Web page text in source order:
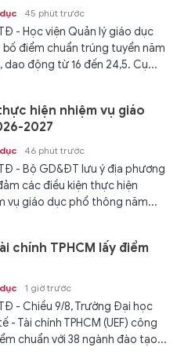
45 phút trước
- Học viện Quản lý giáo dục
điểm chuẩn trúng tuyển năm
dao động từ 16 đến 24,5. Cụ...
hiện nhiệm vụ giáo
2027
46 phút trước
- Bộ GD&ĐT lưu ý địa phương
các điều kiện thực hiện
vụ giáo dục phổ thông năm...
chính TPHCM lấy điểm
1 giờ trước
- Chiều 9/8, Trường Đại học
- Tài chính TPHCM (UEF) công
chuẩn với 38 ngành đào tạo...